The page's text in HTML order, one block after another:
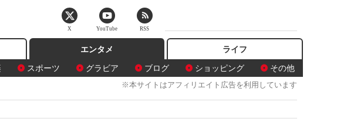
エンタメ
スポーツ グラビア ブログ ショッピング その他
ライフ
※本サイトはアフィリエイト広告を利用しています
X YouTube RSS